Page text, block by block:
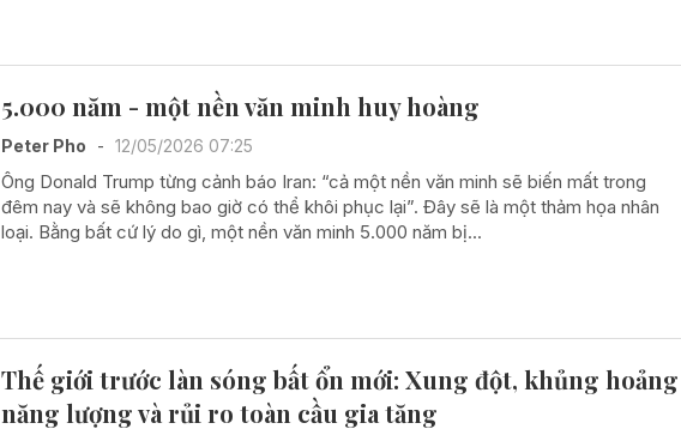
5.000 năm - một nền văn minh huy hoàng
Peter Pho - 12/05/2026 07:25
Ông Donald Trump từng cảnh báo Iran: “cả một nền văn minh sẽ biến mất trong
đêm nay và sẽ không bao giờ có thể khôi phục lại”. Đây sẽ là một thảm họa nhân
loại. Bằng bất cứ lý do gì, một nền văn minh 5.000 năm bị...
Thế giới trước làn sóng bất ổn mới: Xung đột, khủng hoảng
năng lượng và rủi ro toàn cầu gia tăng